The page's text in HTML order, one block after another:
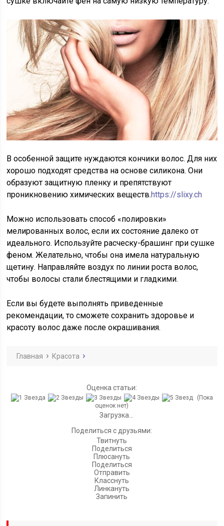
В особенной защите нуждаются кончики волос. Для них
хорошо подходят средства на основе силикона. Они
образуют защитную пленку и препятствуют
проникновению химических веществ.https://slixy.ch
Можно использовать способ «полировки»
мелированных волос, если их состояние далеко от
идеального. Используйте расческу-брашинг при сушке
феном. Желательно, чтобы она имела натуральную
щетину. Направляйте воздух по линии роста волос,
чтобы волосы стали блестящими и гладкими.
Если вы будете выполнять приведенные
рекомендации, то сможете сохранить здоровье и
красоту волос даже после окрашивания.
Главная Красота
Оценка статьи:
(Пока
оценок нет)
Загрузка...
Поделиться с друзьями:
Твитнуть
Поделиться
Плюсануть
Поделиться
Отправить
Класснуть
Линкануть
Запинить